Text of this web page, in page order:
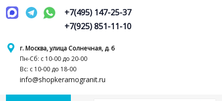
г. Москва, улица Солнечная, д. 6
Пн-Сб: с 10-00 до 20-00
Вс: с 10-00 до 18-00
info@shopkeramogranit.ru
+7(495) 147-25-37
+7(925) 851-11-10